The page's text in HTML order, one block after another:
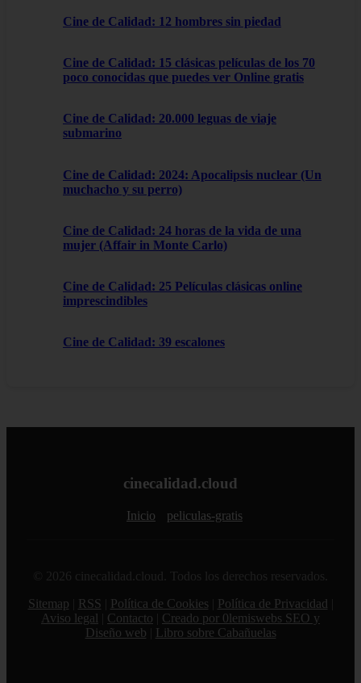
Cine de Calidad: 12 hombres sin piedad
Cine de Calidad: 15 clásicas películas de los 70
poco conocidas que puedes ver Online gratis
Cine de Calidad: 20.000 leguas de viaje
submarino
Cine de Calidad: 2024: Apocalipsis nuclear (Un
muchacho y su perro)
Cine de Calidad: 24 horas de la vida de una
mujer (Affair in Monte Carlo)
Cine de Calidad: 25 Películas clásicas online
imprescindibles
Cine de Calidad: 39 escalones
cinecalidad.cloud
Inicio peliculas-gratis
© 2026 cinecalidad.cloud. Todos los derechos reservados.
Sitemap
RSS Política de Cookies Política de Privacidad
Aviso legal
Contacto
Creado por 0lemiswebs SEO y
Diseño web
Libro sobre Cabañuelas